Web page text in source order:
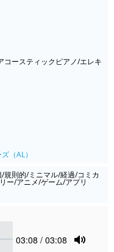
コースティックピアノ/エレキ
（AL）
規則的/ミニマル/経過/コミカ
ー/アニメ/ゲーム/アプリ
Current
03:08 / 03:08